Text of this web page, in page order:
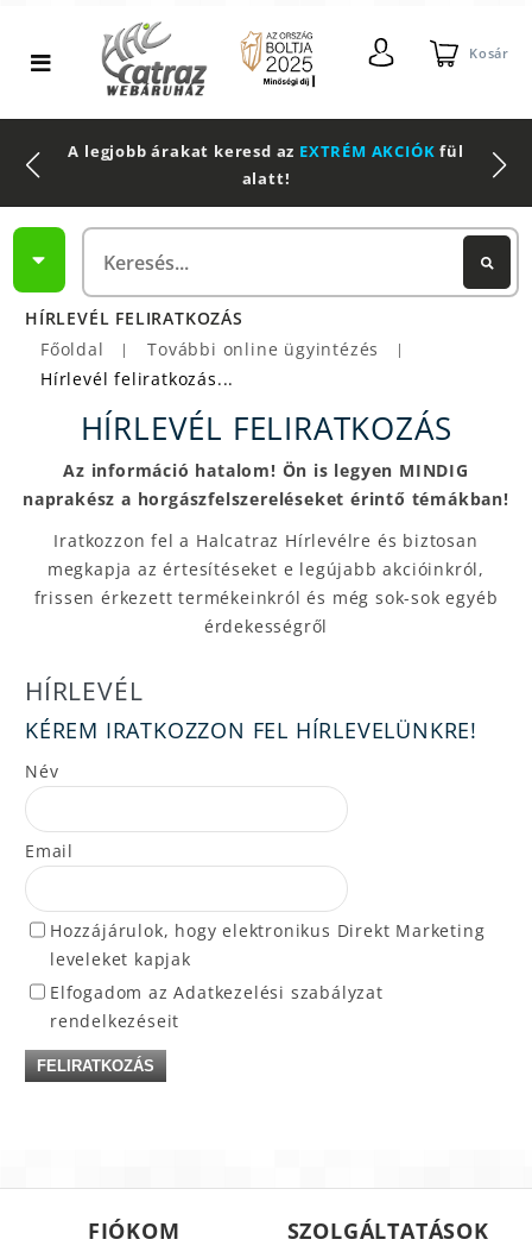
Kosár
A legjobb árakat keresd az EXTRÉM AKCIÓK fül
alatt!
HÍRLEVÉL FELIRATKOZÁS
Főoldal
További online ügyintézés
Hírlevél feliratkozás
HÍRLEVÉL FELIRATKOZÁS
Az információ hatalom! Ön is legyen MINDIG
naprakész a horgászfelszereléseket érintő témákban!
Iratkozzon fel a Halcatraz Hírlevélre és biztosan
megkapja az értesítéseket e legújabb akcióinkról,
frissen érkezett termékeinkról és még sok-sok egyéb
érdekességről
HÍRLEVÉL
KÉREM IRATKOZZON FEL HÍRLEVELÜNKRE!
Név
Email
Hozzájárulok, hogy elektronikus Direkt Marketing
leveleket kapjak
Elfogadom az Adatkezelési szabályzat
rendelkezéseit
FIÓKOM SZOLGÁLTATÁSOK